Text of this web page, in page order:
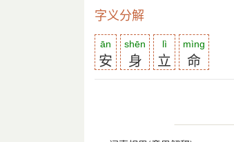
字义分解
ān
安
shēn
身
lì
立
mìng
命